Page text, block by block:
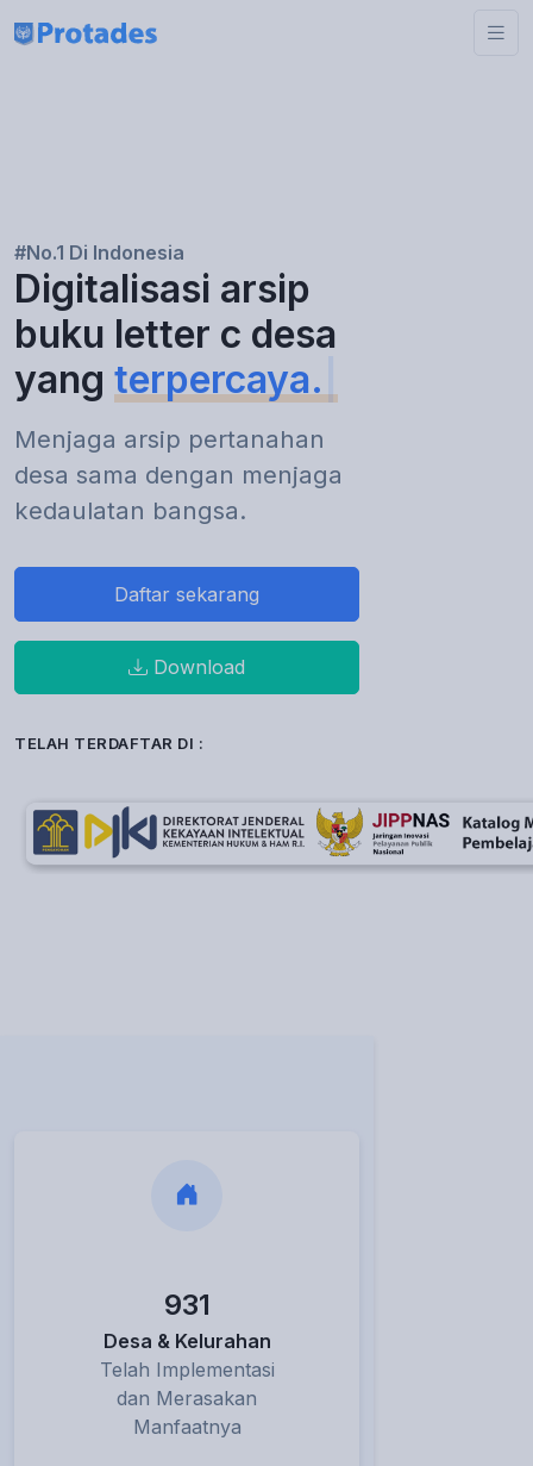
#No.1 Di Indonesia
Digitalisasi arsip
buku letter c desa
yang terpercaya.
Menjaga arsip pertanahan
desa sama dengan menjaga
kedaulatan bangsa.
Daftar sekarang
Download
TELAH TERDAFTAR DI :
931
Desa & Kelurahan
Telah Implementasi
dan Merasakan
Manfaatnya